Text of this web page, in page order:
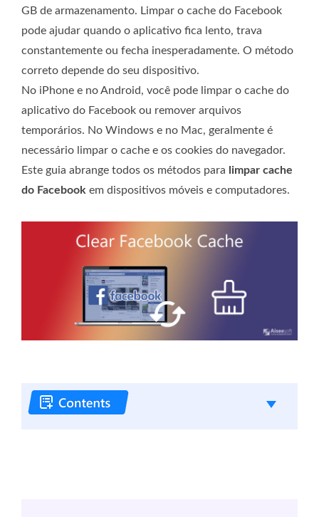
GB de armazenamento. Limpar o cache do Facebook
pode ajudar quando o aplicativo fica lento, trava
constantemente ou fecha inesperadamente. O método
correto depende do seu dispositivo.
No iPhone e no Android, você pode limpar o cache do
aplicativo do Facebook ou remover arquivos
temporários. No Windows e no Mac, geralmente é
necessário limpar o cache e os cookies do navegador.
Este guia abrange todos os métodos para
limpar cache
do Facebook em dispositivos móveis e computadores.